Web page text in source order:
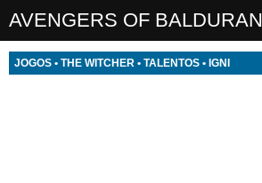
AVENGERS OF BALDURAN
JOGOS • THE WITCHER • TALENTOS • IGNI